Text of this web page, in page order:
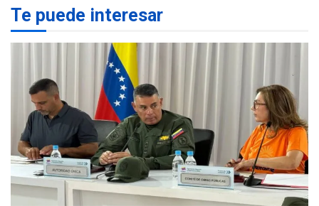
3
LATINOAMÉRICA Y CARIBE
Seis muertos en Colombia
en combates contra grupos
armados
4
GUERRA EN EL MUNDO
TITULARES
ÚLTIMA HORA
Netanyahu descarta plan de
EEUU para Gaza apoyado
por Hamás
DESTACADOS
REGIONALES
Te puede interesar